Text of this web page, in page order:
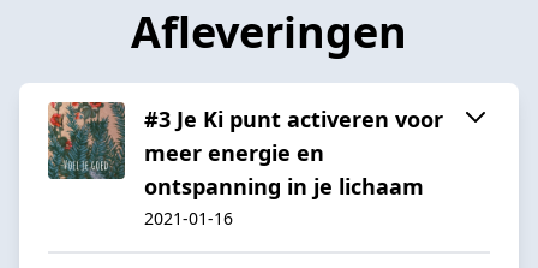
Afleveringen
#3 Je Ki punt activeren voor
meer energie en
ontspanning in je lichaam
2021-01-16